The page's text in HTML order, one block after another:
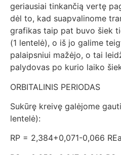
geriausiai tinkančią vertę
dėl to, kad suapvalinome
grafikas taip pat buvo šiek
(1 lentelė), o iš jo galime
palaipsniui mažėjo, o tai
palydovas po kurio laiko
ORBITALINIS PERIODAS
Sukūrę kreivę galėjome
lentelė):
RP = 2,384+0,071-0,066